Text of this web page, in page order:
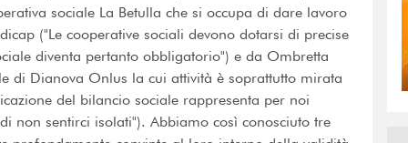
sociale La Betulla che si occupa di dare lavoro
("Le cooperative sociali devono dotarsi di precise
diventa pertanto obbligatorio") e da Ombretta
di Dianova Onlus la cui attività è soprattutto mirata
del bilancio sociale rappresenta per noi
non sentirci isolati"). Abbiamo così conosciuto tre